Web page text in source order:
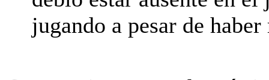
jugando a pesar de